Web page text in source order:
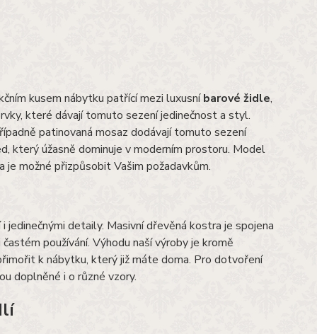
kusem nábytku patřící mezi luxusníbarové židle,
které dávají tomuto sezení jedinečnost a styl.
patinovaná mosaz dodávají tomuto sezení
který úžasně dominuje v moderním prostoru. Model
možné přizpůsobit Vašim požadavkům.
jedinečnými detaily. Masivní dřevěná kostra je spojena
používání. Výhodu naší výroby je kromě
k nábytku, který již máte doma. Pro dotvoření
doplněné i o různé vzory.